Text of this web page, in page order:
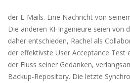
der E-Mails. Eine Nachricht von
Die anderen KI-Ingenieure seien von
daher entschieden, Rachel als
der effektivste User Acceptance
der Fluss seiner Gedanken,
Backup-Repository. Die letzte